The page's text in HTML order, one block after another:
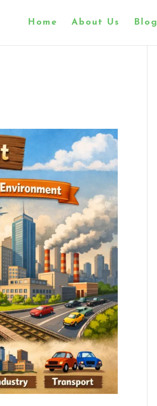
Home About Us Blog